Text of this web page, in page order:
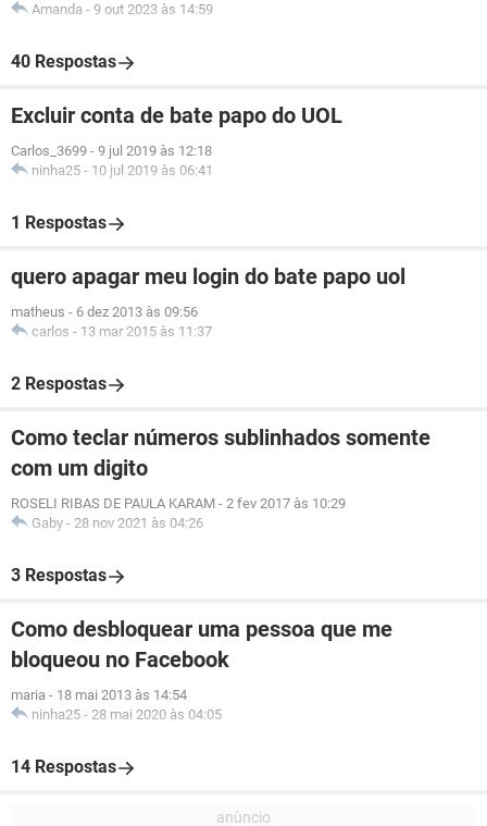
Amanda - 9 out 2023 às 14:59
40 Respostas
Excluir conta de bate papo do UOL
Carlos_3699 - 9 jul 2019 às 12:18
ninha25 - 10 jul 2019 às 06:41
1 Respostas
quero apagar meu login do bate papo uol
matheus - 6 dez 2013 às 09:56
carlos - 13 mar 2015 às 11:37
2 Respostas
Como teclar números sublinhados somente
com um digito
ROSELI RIBAS DE PAULA KARAM - 2 fev 2017 às 10:29
Gaby - 28 nov 2021 às 04:26
3 Respostas
Como desbloquear uma pessoa que me
bloqueou no Facebook
maria - 18 mai 2013 às 14:54
ninha25 - 28 mai 2020 às 04:05
14 Respostas